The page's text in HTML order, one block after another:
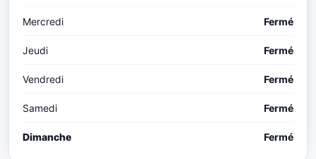
Mercredi Fermé
Jeudi Fermé
Vendredi Fermé
Samedi Fermé
Dimanche Fermé